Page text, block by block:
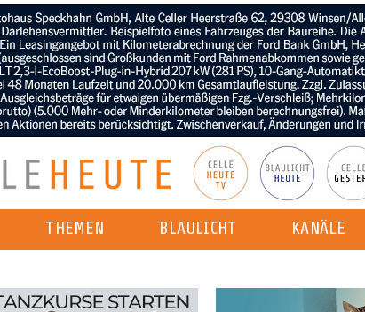
THEMEN BLAULICHT KANÄLE